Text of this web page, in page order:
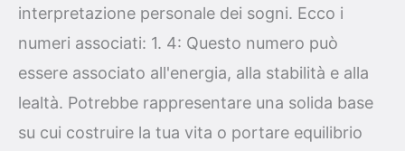
interpretazione personale dei sogni. Ecco i
numeri associati: 1. 4: Questo numero può
essere associato all'energia, alla stabilità e alla
lealtà. Potrebbe rappresentare una solida base
su cui costruire la tua vita o portare equilibrio